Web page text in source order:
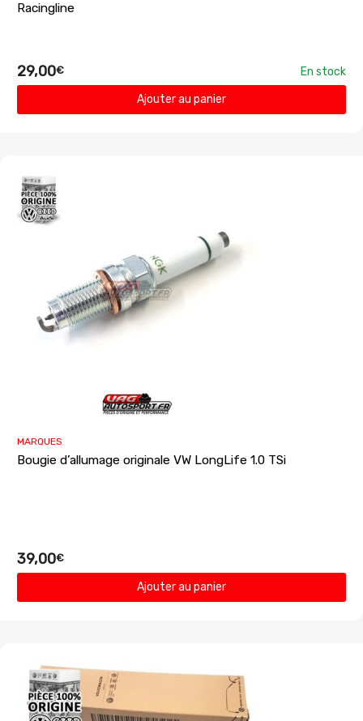
Racingline
29,00€
En stock
Ajouter au panier
MARQUES
Bougie d’allumage originale VW LongLife 1.0 TSi
39,00€
Ajouter au panier